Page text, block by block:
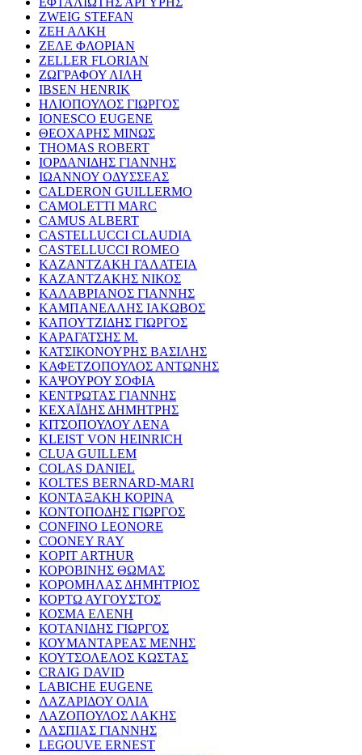
ZWEIG STEFAN
ΖΕΗ ΑΛΚΗ
ΖΕΛΕ ΦΛΟΡΙΑΝ
ZELLER FLORIAN
ΖΩΓΡΑΦΟΥ ΛΙΛΗ
IBSEN HENRIK
ΗΛΙΟΠΟΥΛΟΣ ΓΙΩΡΓΟΣ
IONESCO EUGENE
ΘΕΟΧΑΡΗΣ ΜΙΝΩΣ
THOMAS ROBERT
ΙΟΡΔΑΝΙΔΗΣ ΓΙΑΝΝΗΣ
ΙΩΑΝΝΟΥ ΟΔΥΣΣΕΑΣ
CALDERON GUILLERMO
CAMOLETTI MARC
CAMUS ALBERT
CASTELLUCCI CLAUDIA
CASTELLUCCI ROMEO
ΚΑΖΑΝΤΖΑΚΗ ΓΑΛΑΤΕΙΑ
ΚΑΖΑΝΤΖΑΚΗΣ ΝΙΚΟΣ
ΚΑΛΑΒΡΙΑΝΟΣ ΓΙΑΝΝΗΣ
ΚΑΜΠΑΝΕΛΛΗΣ ΙΑΚΩΒΟΣ
ΚΑΠΟΥΤΖΙΔΗΣ ΓΙΩΡΓΟΣ
ΚΑΡΑΓΑΤΣΗΣ Μ.
ΚΑΤΣΙΚΟΝΟΥΡΗΣ ΒΑΣΙΛΗΣ
ΚΑΦΕΤΖΟΠΟΥΛΟΣ ΑΝΤΩΝΗΣ
ΚΑΨΟΥΡΟΥ ΣΟΦΙΑ
ΚΕΝΤΡΩΤΑΣ ΓΙΑΝΝΗΣ
ΚΕΧΑΪΔΗΣ ΔΗΜΗΤΡΗΣ
ΚΙΤΣΟΠΟΥΛΟΥ ΛΕΝΑ
KLEIST VON HEINRICH
CLUA GUILLEM
COLAS DANIEL
KOLTES BERNARD-MARI
ΚΟΝΤΑΞΑΚΗ ΚΟΡΙΝΑ
ΚΟΝΤΟΠΟΔΗΣ ΓΙΩΡΓΟΣ
CONFINO LEONORE
COONEY RAY
KOPIT ARTHUR
ΚΟΡΟΒΙΝΗΣ ΘΩΜΑΣ
ΚΟΡΟΜΗΛΑΣ ΔΗΜΗΤΡΙΟΣ
ΚΟΡΤΩ ΑΥΓΟΥΣΤΟΣ
ΚΟΣΜΑ ΕΛΕΝΗ
ΚΟΤΑΝΙΔΗΣ ΓΙΩΡΓΟΣ
ΚΟΥΜΑΝΤΑΡΕΑΣ ΜΕΝΗΣ
ΚΟΥΤΣΟΛΕΛΟΣ ΚΩΣΤΑΣ
CRAIG DAVID
LABICHE EUGENE
ΛΑΖΑΡΙΔΟΥ ΟΛΙΑ
ΛΑΖΟΠΟΥΛΟΣ ΛΑΚΗΣ
ΛΑΣΠΙΑΣ ΓΙΑΝΝΗΣ
LEGOUVE ERNEST